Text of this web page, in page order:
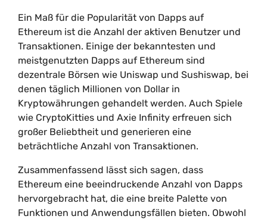
Ein Maß für die Popularität von Dapps auf
Ethereum ist die Anzahl der aktiven Benutzer und
Transaktionen. Einige der bekanntesten und
meistgenutzten Dapps auf Ethereum sind
dezentrale Börsen wie Uniswap und Sushiswap, bei
denen täglich Millionen von Dollar in
Kryptowährungen gehandelt werden. Auch Spiele
wie CryptoKitties und Axie Infinity erfreuen sich
großer Beliebtheit und generieren eine
beträchtliche Anzahl von Transaktionen.
Zusammenfassend lässt sich sagen, dass
Ethereum eine beeindruckende Anzahl von Dapps
hervorgebracht hat, die eine breite Palette von
Funktionen und Anwendungsfällen bieten. Obwohl